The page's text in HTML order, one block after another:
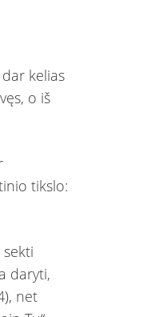
kelias
o iš
tikslo:
daryti,
net